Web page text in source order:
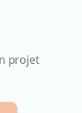
projet